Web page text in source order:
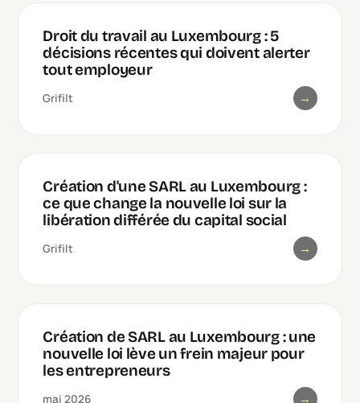
Droit du travail au Luxembourg : 5
décisions récentes qui doivent alerter
tout employeur
Grifilt →
Création d'une SARL au Luxembourg :
ce que change la nouvelle loi sur la
libération différée du capital social
Grifilt →
Création de SARL au Luxembourg : une
nouvelle loi lève un frein majeur pour
les entrepreneurs
mai 2026 →